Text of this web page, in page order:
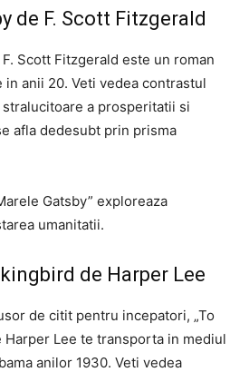
de F. Scott Fitzgerald
Scott Fitzgerald este un roman
anii 20. Veti vedea contrastul
a prosperitatii si
afla dedesubt prin prisma
Gatsby” exploreaza
umanitatii.
de Harper Lee
de citit pentru incepatori, „To
Harper Lee te transporta in mediul
anilor 1930. Veti vedea